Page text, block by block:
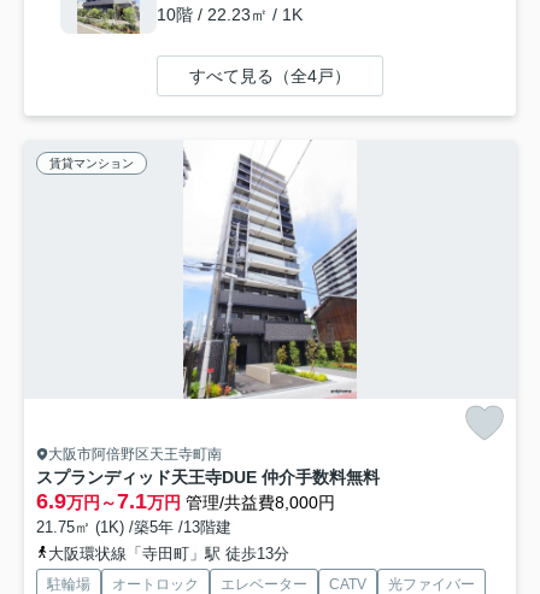
10階 / 22.23㎡ / 1K
すべて見る（全4戸）
賃貸マンション
大阪市阿倍野区天王寺町南
スプランディッド天王寺DUE 仲介手数料無料
6.9万円～7.1万円 管理/共益費8,000円
21.75㎡ (1K) /築5年 /13階建
大阪環状線「寺田町」駅 徒歩13分
駐輪場 オートロック エレベーター CATV
光ファイバー